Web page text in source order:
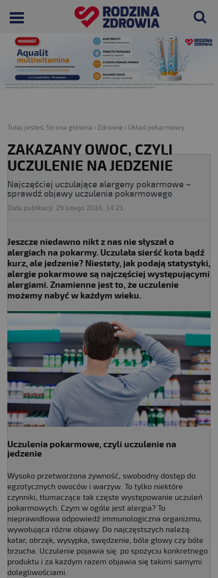
Tutaj jesteś: Strona główna › Zdrowie › Układ pokarmowy
ZAKAZANY OWOC, CZYLI
UCZULENIE NA JEDZENIE
Najczęściej uczulające alergeny pokarmowe –
sprawdź objawy uczulenia pokarmowego
Data publikacji: 29 lutego 2016, 14:21
Jeszcze niedawno nikt z nas nie słyszał o
alergiach na pokarmy. Uczulała sierść kota bądź
kurz, ale jedzenie? Niestety, jak podają statystyki,
alergie pokarmowe są najczęściej występującymi
alergiami. Znamienne jest to, że uczulenie
możemy nabyć w każdym wieku.
Uczulenia pokarmowe, czyli uczulenie na
jedzenie
Wysoko przetworzona żywność, swobodny dostęp do
egzotycznych owoców i warzyw. To tylko niektóre
czynniki, tłumaczące tak częste występowanie uczuleń
pokarmowych. Czym w ogóle jest alergia? To
nieprawidłowa odpowiedź immunologiczna organizmu,
wywołująca różne objawy. Do najczęstszych należą:
katar, obrzęk, wysypka, swędzenie, bóle głowy czy bóle
brzucha. Uczulenie pojawia się po spożyciu konkretnego
produktu i za każdym razem objawia się takimi samymi
dolegliwościami.